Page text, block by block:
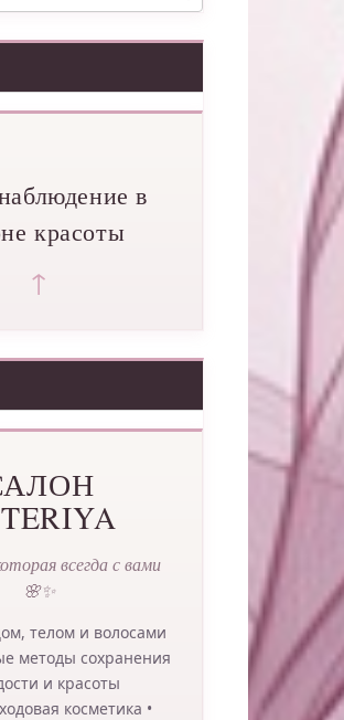
в
красоты
↑
всегда с вами
🌸✨
телом и волосами
методы сохранения
и красоты
косметика •